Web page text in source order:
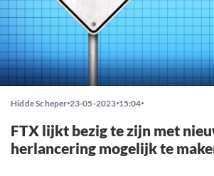
Hidde Scheper 23-05-2023 15:04
FTX lijkt bezig te zijn met
herlancering mogelijk te